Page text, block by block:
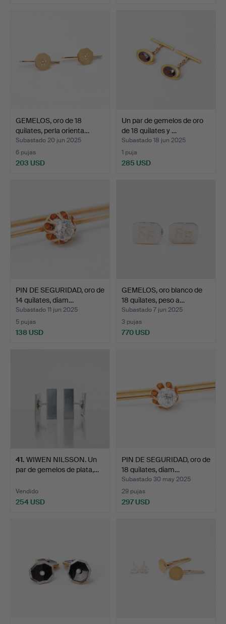
GEMELOS, oro de 18
quilates, perla orienta…
Subastado 20 jun 2025
6 pujas
203 USD
Un par de gemelos de oro
de 18 quilates y …
Subastado 18 jun 2025
1 puja
285 USD
PIN DE SEGURIDAD, oro de
14 quilates, diam…
Subastado 11 jun 2025
5 pujas
138 USD
GEMELOS, oro blanco de
18 quilates, peso a…
Subastado 7 jun 2025
3 pujas
770 USD
41. WIWEN NILSSON. Un
par de gemelos de plata,…
Vendido
254 USD
PIN DE SEGURIDAD, oro de
18 quilates, diam…
Subastado 30 may 2025
29 pujas
297 USD